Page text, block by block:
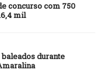
concurso com 750
mil
durante